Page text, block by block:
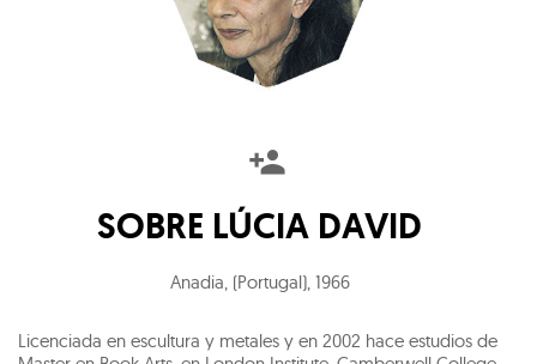
SOBRE LÚCIA DAVID
Anadia, (Portugal), 1966
Licenciada en escultura y metales y en 2002 hace estudios de